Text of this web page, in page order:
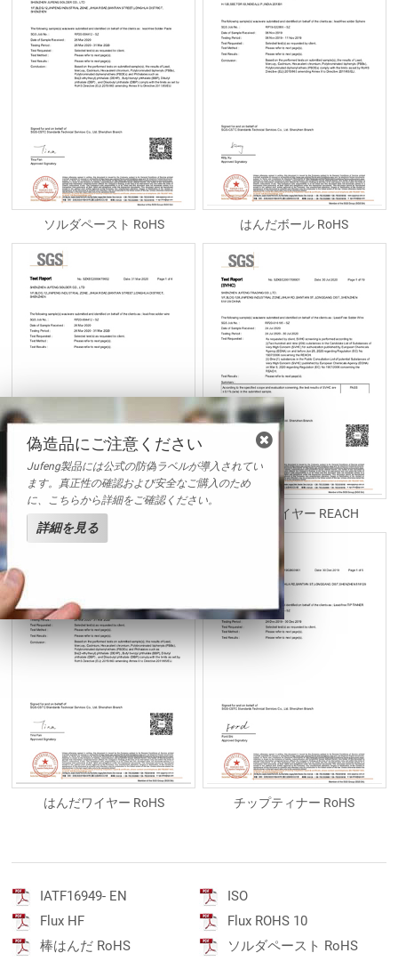
ソルダペースト RoHS はんだボール RoHS
はんだワイヤー HF はんだワイヤー REACH
はんだワイヤー RoHS チップティナー RoHS
IATF16949- EN
ISO
Flux HF
Flux ROHS 10
棒はんだ RoHS
ソルダペースト RoHS
偽造品にご注意ください
Jufeng製品には公式の防偽ラベルが導入されてい
ます。真正性の確認および安全なご購入のため
に、こちらから詳細をご確認ください。
詳細を見る